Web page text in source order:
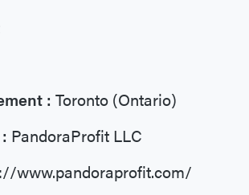
: Toronto (Ontario)
PandoraProfit LLC
www.pandoraprofit.com/